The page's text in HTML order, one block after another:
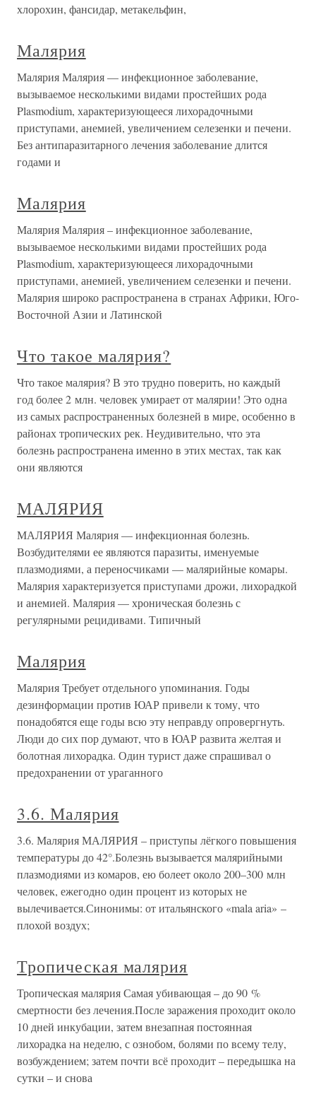
хлорохин, фансидар, метакельфин,
Малярия
Малярия Малярия — инфекционное заболевание,
вызываемое несколькими видами простейших рода
Plasmodium, характеризующееся лихорадочными
приступами, анемией, увеличением селезенки и печени.
Без антипаразитарного лечения заболевание длится
годами и
Малярия
Малярия Малярия – инфекционное заболевание,
вызываемое несколькими видами простейших рода
Plasmodium, характеризующееся лихорадочными
приступами, анемией, увеличением селезенки и печени.
Малярия широко распространена в странах Африки, Юго-
Восточной Азии и Латинской
Что такое малярия?
Что такое малярия? В это трудно поверить, но каждый
год более 2 млн. человек умирает от малярии! Это одна
из самых распространенных болезней в мире, особенно в
районах тропических рек. Неудивительно, что эта
болезнь распространена именно в этих местах, так как
они являются
МАЛЯРИЯ
МАЛЯРИЯ Малярия — инфекционная болезнь.
Возбудителями ее являются паразиты, именуемые
плазмодиями, а переносчиками — малярийные комары.
Малярия характеризуется приступами дрожи, лихорадкой
и анемией. Малярия — хроническая болезнь с
регулярными рецидивами. Типичный
Малярия
Малярия Требует отдельного упоминания. Годы
дезинформации против ЮАР привели к тому, что
понадобятся еще годы всю эту неправду опровергнуть.
Люди до сих пор думают, что в ЮАР развита желтая и
болотная лихорадка. Один турист даже спрашивал о
предохранении от ураганного
3.6. Малярия
3.6. Малярия МАЛЯРИЯ – приступы лёгкого повышения
температуры до 42°.Болезнь вызывается малярийными
плазмодиями из комаров, ею болеет около 200–300 млн
человек, ежегодно один процент из которых не
вылечивается.Синонимы: от итальянского «mala aria» –
плохой воздух;
Тропическая малярия
Тропическая малярия Самая убивающая – до 90 %
смертности без лечения.После заражения проходит около
10 дней инкубации, затем внезапная постоянная
лихорадка на неделю, с ознобом, болями по всему телу,
возбуждением; затем почти всё проходит – передышка на
сутки – и снова